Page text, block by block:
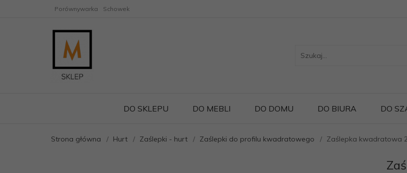
Porównywarka Schowek
DO SKLEPU DO MEBLI DO DOMU DO BIURA DO
Strona główna Hurt Zaślepki - hurt Zaślepki do profilu kwadratowego Zaślepka kwadratowa